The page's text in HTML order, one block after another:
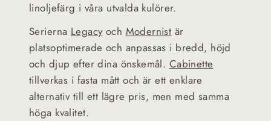
linoljefärg i våra utvalda kulörer.
Serierna Legacyoch Modernist är
platsoptimerade och anpassas i bredd, höjd
och djup efter dina önskemål. Cabinette
tillverkas i fasta mått och är ett enklare
alternativ till ett lägre pris, men med samma
höga kvalitet.